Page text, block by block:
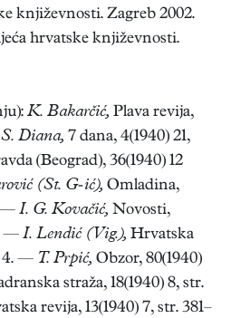
književnosti. Zagreb 2002.
hrvatske književnosti.
K. Bakarčić, Plava revija,
S. Diana, 7 dana, 4(1940) 21,
(Beograd), 36(1940) 12
(St. G-ić), Omladina,
— I. G. Kovačić, Novosti,
— I. Lendić (Vig.), Hrvatska
4. — T. Prpić, Obzor, 80(1940)
straža, 18(1940) 8, str.
revija, 13(1940) 7, str. 381–